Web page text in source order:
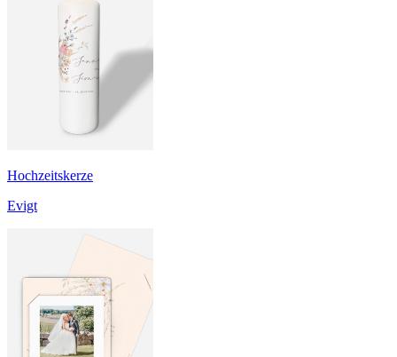
Hochzeitskerze
Evigt